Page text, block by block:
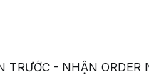
- NHẬN ORDER